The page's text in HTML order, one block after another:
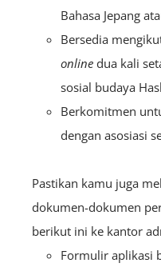
Bahasa Jepang
Bersedia
online dua kali
sosial budaya
Berkomitmen
dengan asosiasi
Pastikan kamu juga
dokumen-dokumen
berikut ini ke kantor
Formulir aplikasi